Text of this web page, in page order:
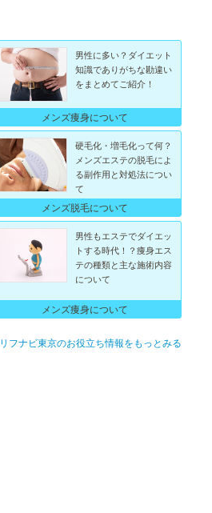
男性に多い？ダイエット
知識でありがちな勘違い
をまとめてご紹介！
メンズ痩身について
硬毛化・増毛化って何？
メンズエステの脱毛によ
る副作用と対処法につい
て
メンズ脱毛について
男性もエステでダイエッ
トする時代！？痩身エス
テの種類と主な施術内容
について
メンズ痩身について
リフナビ東京のお役立ち情報をもっとみる